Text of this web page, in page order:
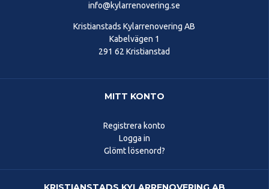
info@kylarrenovering.se
Kristianstads Kylarrenovering AB
Kabelvägen 1
291 62 Kristianstad
MITT KONTO
Registrera konto
Logga in
Glömt lösenord?